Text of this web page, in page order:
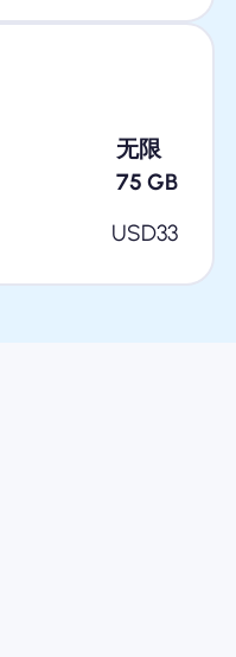
无限
75 GB
USD33